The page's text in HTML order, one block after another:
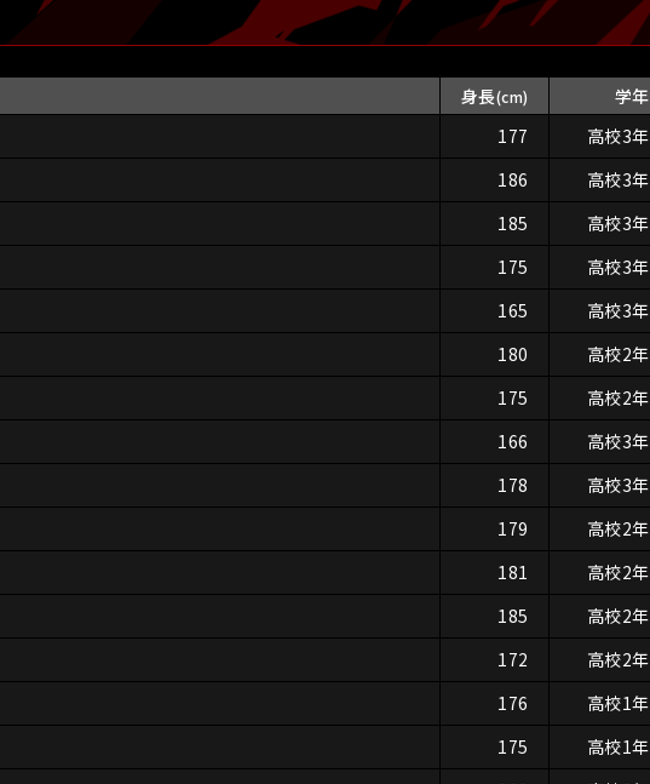
身長(cm)
学年
177
高校3年
186
高校3年
185
高校3年
175
高校3年
165
高校3年
180
高校2年
175
高校2年
166
高校3年
178
高校3年
179
高校2年
181
高校2年
185
高校2年
172
高校2年
176
高校1年
175
高校1年